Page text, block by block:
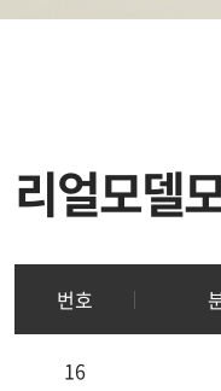
리얼모델
번호
16